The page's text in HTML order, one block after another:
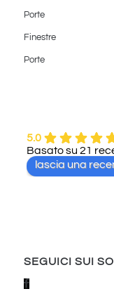
Porte
Finestre
Porte
5.0
Basato su 21
lascia una
SEGUICI SUI